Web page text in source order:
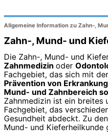
Allgemeine Information zu Zahn-,
Zahn-, Mund- und
Die Zahn-, Mund- und
Zahnmedizin oder
Fachgebiet, das sich mit der
Prävention von
Mund- und Zahnbereich
Zahnmedizin ist ein breites
Fachgebiet, das
Gesundheit abdeckt. Zu
Mund- und Kieferheilkunde